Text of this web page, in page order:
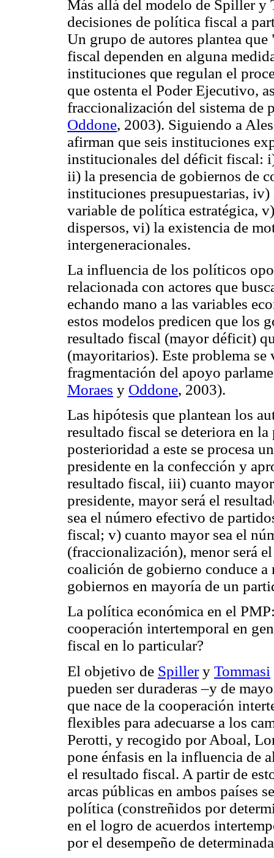
Más allá del modelo de Spiller y
decisiones de política fiscal a
Un grupo de autores plantea
fiscal dependen en alguna
instituciones que regulan el
que ostenta el Poder Ejecutivo,
fraccionalización del sistema de
Oddone, 2003). Siguiendo a
afirman que seis instituciones
institucionales del déficit fiscal:
ii) la presencia de gobiernos de
instituciones presupuestarias,
variable de política estratégica,
dispersos, vi) la existencia de
intergeneracionales.
La influencia de los políticos
relacionada con actores que
echando mano a las variables
estos modelos predicen que los
resultado fiscal (mayor déficit)
(mayoritarios). Este problema
fragmentación del apoyo
Moraes y Oddone, 2003).
Las hipótesis que plantean los
resultado fiscal se deteriora en
posterioridad a este se procesa
presidente en la confección y
resultado fiscal, iii) cuanto
presidente, mayor será el
sea el número efectivo de
fiscal; v) cuanto mayor sea el
(fraccionalización), menor será
coalición de gobierno conduce a
gobiernos en mayoría de un
La política económica en el
cooperación intertemporal en
fiscal en lo particular?
El objetivo de Spillery Tommasi
pueden ser duraderas –y de
que nace de la cooperación
flexibles para adecuarse a los
Perotti, y recogido por Aboal,
pone énfasis en la influencia de
el resultado fiscal. A partir de
arcas públicas en ambos países
política (constreñidos por
en el logro de acuerdos
por el desempeño de